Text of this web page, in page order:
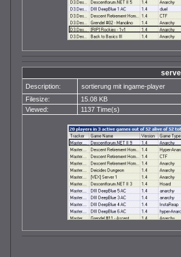
Description:
sortierung mit ingame-player
Filesize:
15.08 KB
Viewed:
1137 Time(s)